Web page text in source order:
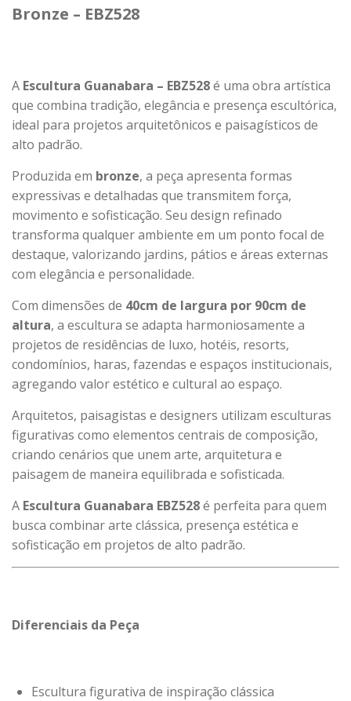
Bronze – EBZ528
A Escultura Guanabara – EBZ528é uma obra artística
que combina tradição, elegância e presença escultórica,
ideal para projetos arquitetônicos e paisagísticos de
alto padrão.
Produzida em bronze, a peça apresenta formas
expressivas e detalhadas que transmitem força,
movimento e sofisticação. Seu design refinado
transforma qualquer ambiente em um ponto focal de
destaque, valorizando jardins, pátios e áreas externas
com elegância e personalidade.
Com dimensões de 40cm de largura por 90cm de
altura, a escultura se adapta harmoniosamente a
projetos de residências de luxo, hotéis, resorts,
condomínios, haras, fazendas e espaços institucionais,
agregando valor estético e cultural ao espaço.
Arquitetos, paisagistas e designers utilizam esculturas
figurativas como elementos centrais de composição,
criando cenários que unem arte, arquitetura e
paisagem de maneira equilibrada e sofisticada.
A Escultura Guanabara EBZ528é perfeita para quem
busca combinar arte clássica, presença estética e
sofisticação em projetos de alto padrão.
Diferenciais da Peça
Escultura figurativa de inspiração clássica